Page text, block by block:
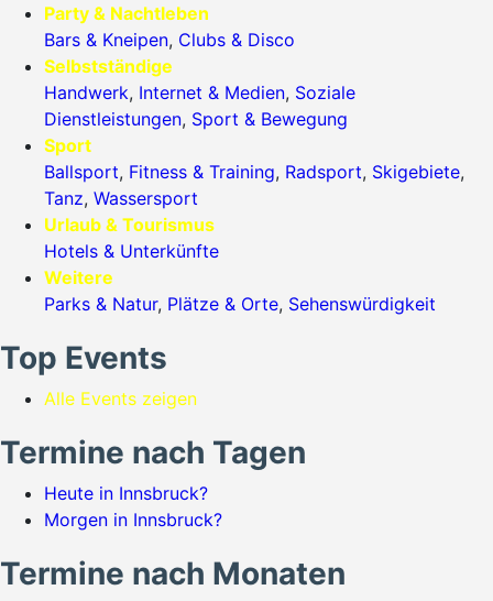
Party & Nachtleben
Bars & Kneipen, Clubs & Disco
Selbstständige
Handwerk, Internet & Medien, Soziale
Dienstleistungen, Sport & Bewegung
Sport
Ballsport, Fitness & Training, Radsport, Skigebiete,
Tanz, Wassersport
Urlaub & Tourismus
Hotels & Unterkünfte
Weitere
Parks & Natur, Plätze & Orte, Sehenswürdigkeit
Top Events
Alle Events zeigen
Termine nach Tagen
Heute in Innsbruck?
Morgen in Innsbruck?
Termine nach Monaten